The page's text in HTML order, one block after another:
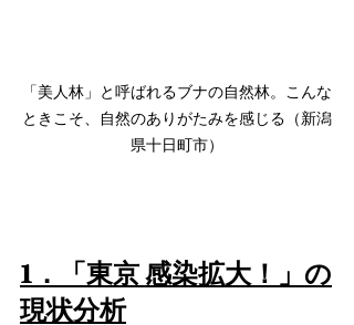
「美人林」と呼ばれるブナの自然林。こんな
ときこそ、自然のありがたみを感じる（新潟
県十日町市）
1．「東京 感染拡大！」の
現状分析